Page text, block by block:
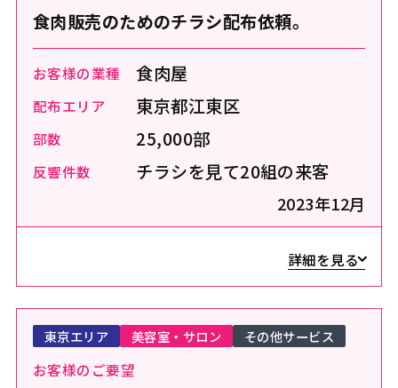
食肉販売のためのチラシ配布依頼。
お客様の業種 食肉屋
配布エリア 東京都江東区
部数 25,000部
反響件数 チラシを見て20組の来客
2023年12月
詳細を見る
お客様のご要望
東京エリア 美容室・サロン その他サービス